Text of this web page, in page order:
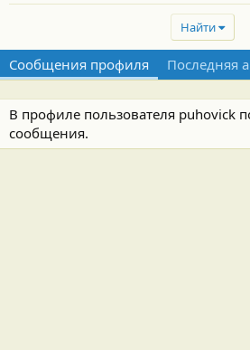
Найти
Сообщения профиля Последняя
В профиле пользователя puhovick
сообщения.